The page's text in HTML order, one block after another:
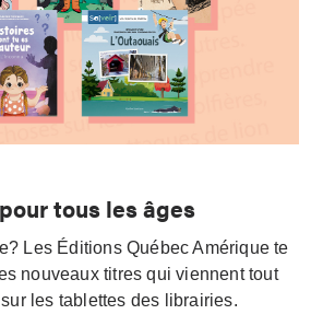
tous les âges
Les Éditions Québec Amérique te
nouveaux titres qui viennent tout
les tablettes des librairies.